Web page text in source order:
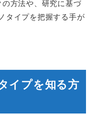
方法や、研究に基づ
タイプを把握する手が
イプを知る方